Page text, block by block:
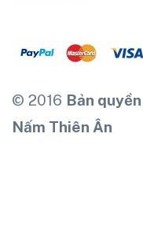
© 2016 Bản
Nấm Thiên Ân